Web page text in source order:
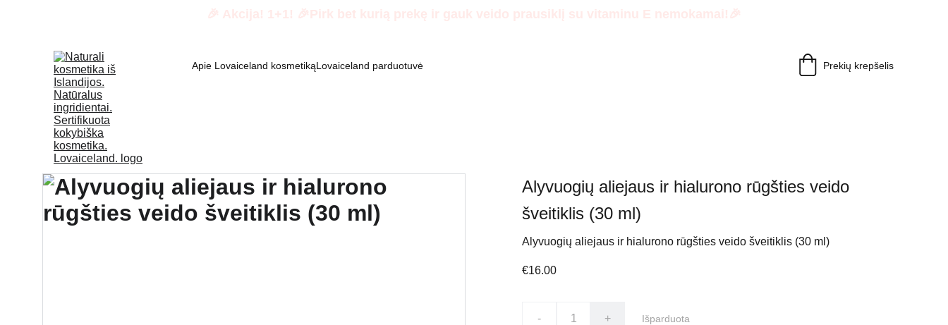
Apie Lovaiceland kosmetikąLovaiceland parduotuvė Prekių krepšelis
Alyvuogių aliejaus ir hialurono rūgšties veido
šveitiklis (30 ml)
Alyvuogių aliejaus ir hialurono rūgšties veido šveitiklis (30 ml)
€16.00
- + Išparduota